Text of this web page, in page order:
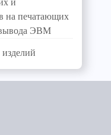
и
на печатающих
вывода ЭВМ